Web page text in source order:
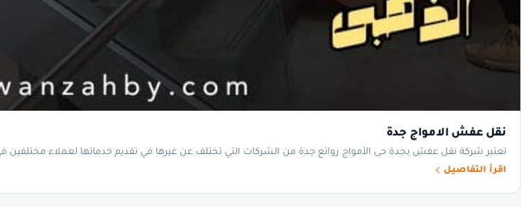
نقل عفش الامواج جدة
تعتبر شركة نقل عفش بجدة حى الأمواج روائع جدة من الشركات التي تختلف عن غيرها في تقديم خدماتها لعملاء مختلفين
اقرأ التفاصيل